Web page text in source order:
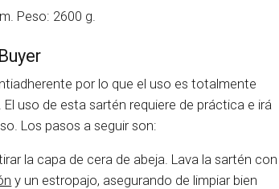
Peso: 2600 g.
por lo que el uso es totalmente
uso de esta sartén requiere de práctica e irá
Los pasos a seguir son:
la capa de cera de abeja. Lava la sartén con
y un estropajo, asegurando de limpiar bien